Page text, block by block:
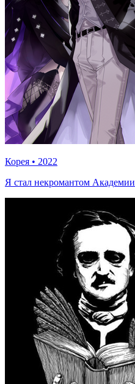
Корея • 2022
Я стал некромантом Академии